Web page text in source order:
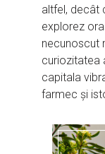
altfel, decât
explorez
necunoscut
curiozitatea
capitala
farmec și